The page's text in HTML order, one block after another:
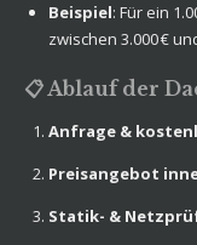
Beispiel: Für ein
zwischen 3.000 €
📋 Ablauf der
Anfrage &
Preisangebot
Statik- &